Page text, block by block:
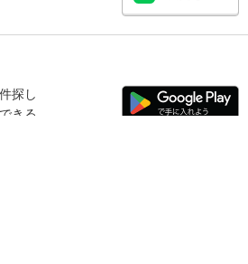
探し
きる